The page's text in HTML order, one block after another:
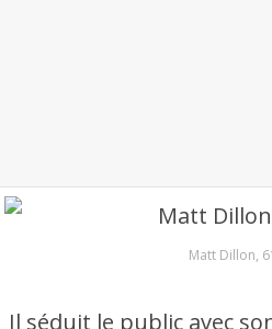
Matt Dillon,
Il séduit le public avec